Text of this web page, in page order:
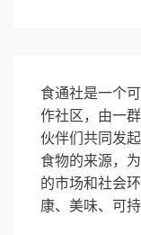
食通社是一个
作社区，由一
伙伴们共同发
食物的来源，
的市场和社会
康、美味、可持